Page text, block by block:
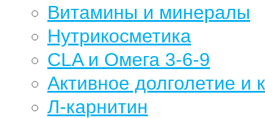
Витамины и минералы
Нутрикосметика
CLA и Омега 3-6-9
Активное долголетие и
Л-карнитин